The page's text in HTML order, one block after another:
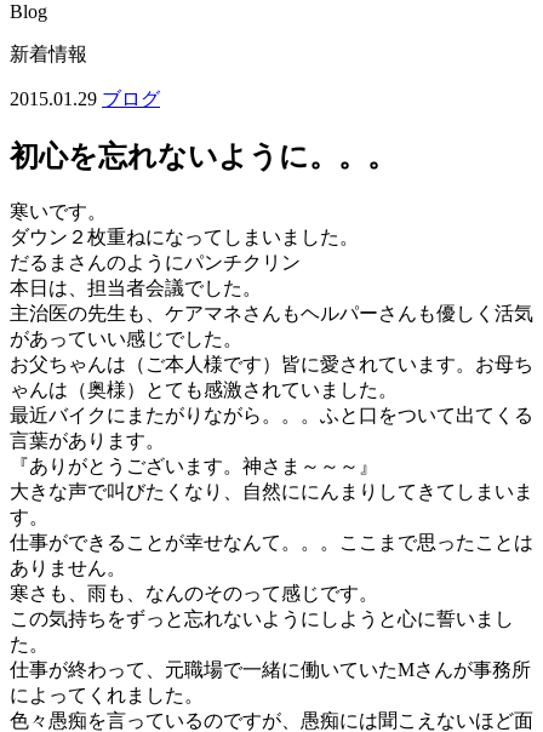
Blog
新着情報
2015.01.29 ブログ
初心を忘れないように。。。
寒いです。
ダウン２枚重ねになってしまいました。
だるまさんのようにパンチクリン
本日は、担当者会議でした。
主治医の先生も、ケアマネさんもヘルパーさんも優しく活気
があっていい感じでした。
お父ちゃんは（ご本人様です）皆に愛されています。お母ち
ゃんは（奥様）とても感激されていました。
最近バイクにまたがりながら。。。ふと口をついて出てくる
言葉があります。
『ありがとうございます。神さま～～～』
大きな声で叫びたくなり、自然ににんまりしてきてしまいま
す。
仕事ができることが幸せなんて。。。ここまで思ったことは
ありません。
寒さも、雨も、なんのそのって感じです。
この気持ちをずっと忘れないようにしようと心に誓いまし
た。
仕事が終わって、元職場で一緒に働いていたMさんが事務所
によってくれました。
色々愚痴を言っているのですが、愚痴には聞こえないほど面